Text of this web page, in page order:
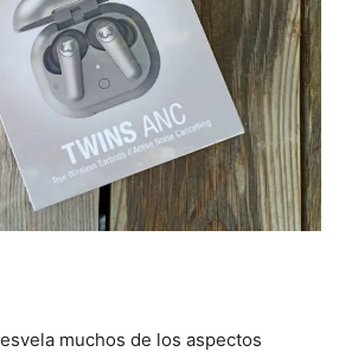
muchos de los aspectos